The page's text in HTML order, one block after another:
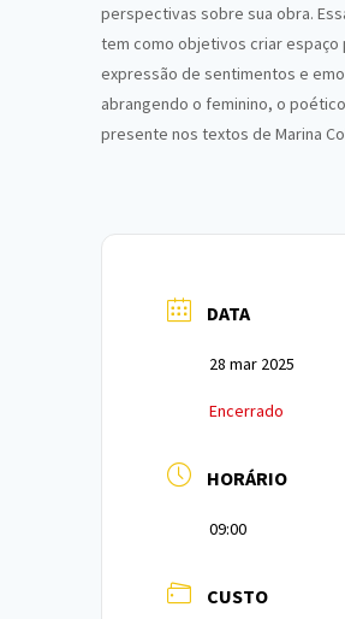
perspectivas sobre sua obra.
tem como objetivos criar espaço
expressão de sentimentos e
abrangendo o feminino, o
presente nos textos de Marina
DATA
28 mar 2025
Encerrado
HORÁRIO
09:00
CUSTO